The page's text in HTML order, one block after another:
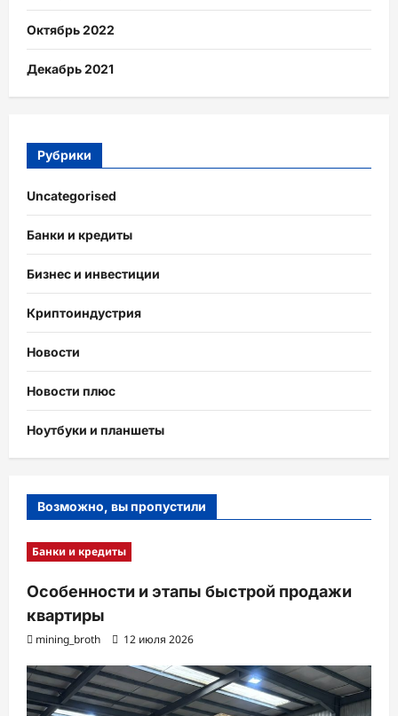
Октябрь 2022
Декабрь 2021
Рубрики
Uncategorised
Банки и кредиты
Бизнес и инвестиции
Криптоиндустрия
Новости
Новости плюс
Ноутбуки и планшеты
Возможно, вы пропустили
Банки и кредиты
Особенности и этапы быстрой продажи
квартиры
mining_broth 12 июля 2026